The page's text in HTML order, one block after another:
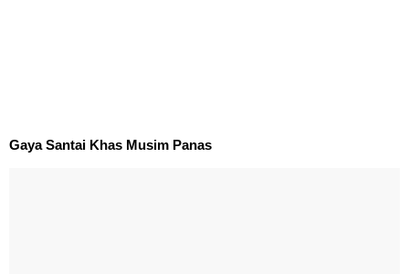
Gaya Santai Khas Musim Panas